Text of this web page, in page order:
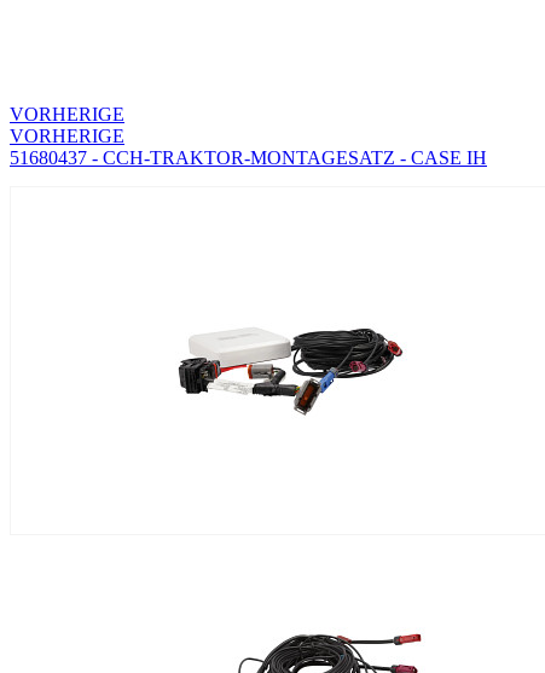
VORHERIGE
VORHERIGE
51680437 - CCH-TRAKTOR-MONTAGESATZ - CASE IH